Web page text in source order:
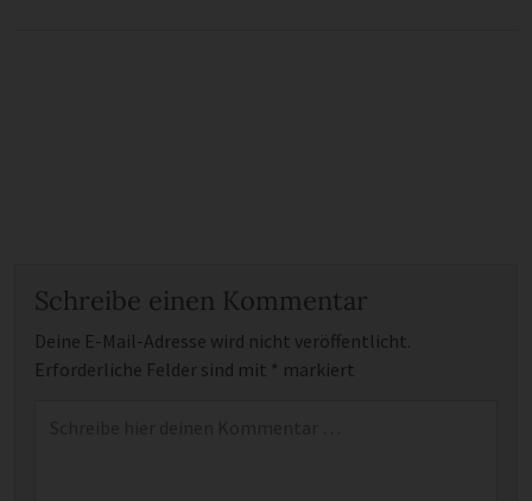
Schreibe einen Kommentar
Deine E-Mail-Adresse wird nicht veröffentlicht.
Erforderliche Felder sind mit * markiert